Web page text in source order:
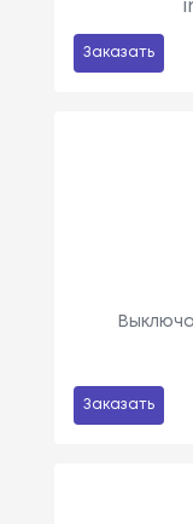
Заказать
Заказать